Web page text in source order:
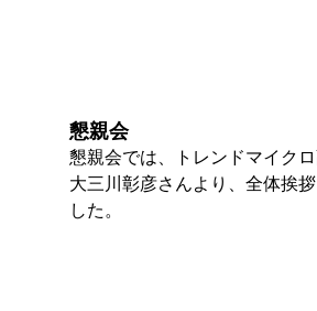
懇親会
懇親会では、トレンドマイク
大三川彰彦さんより、全体挨
した。